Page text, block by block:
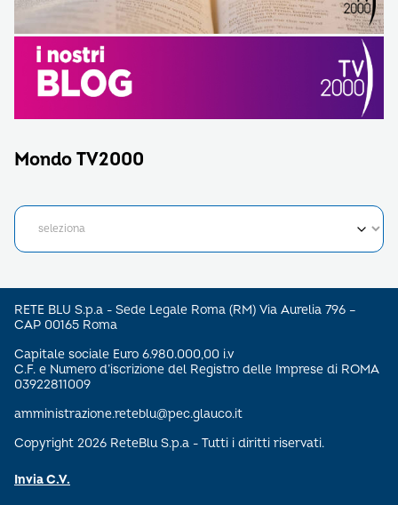
Mondo TV2000
RETE BLU S.p.a - Sede Legale Roma (RM) Via Aurelia 796 –
CAP 00165 Roma
Capitale sociale Euro 6.980.000,00 i.v
C.F. e Numero d’iscrizione del Registro delle Imprese di ROMA
03922811009
amministrazione.reteblu@pec.glauco.it
Copyright 2026 ReteBlu S.p.a - Tutti i diritti riservati.
Invia C.V.